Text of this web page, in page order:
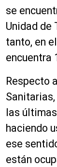
se
Unidad de
tanto, en
encuentra
Respecto
las
haciendo
ese
están